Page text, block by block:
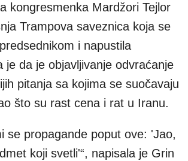
kongresmenka Mardžori Tejlor
Trampova saveznica koja se
i napustila
je da je objavljivanje odvraćanje
pitanja sa kojima se suočavaju
što su rast cena i rat u Iranu.
se propagande poput ove: 'Jao,
koji svetli'“, napisala je Grin